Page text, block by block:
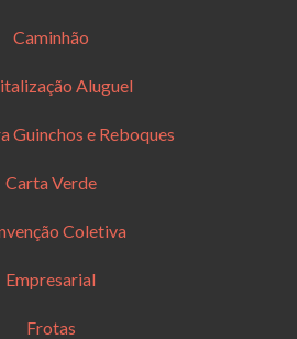
Caminhão
Aluguel
Guinchos e Reboques
Carta Verde
Coletiva
Empresarial
Frotas